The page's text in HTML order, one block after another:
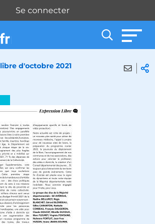
des cookies
Se connecter
d'octobre 2021